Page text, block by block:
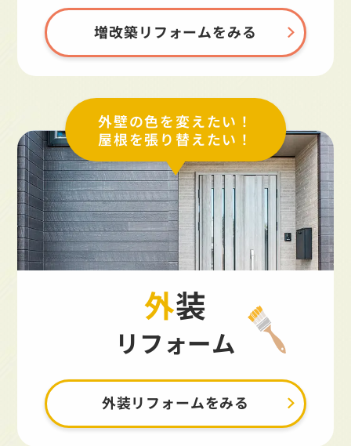
増改築リフォームをみる
外壁の色を変えたい！
屋根を張り替えたい！
外装
リフォーム
外装リフォームをみる